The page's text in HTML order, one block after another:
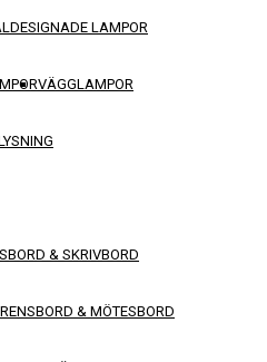
LAMPOR
VÄGGLAMPOR
& SKRIVBORD
& MÖTESBORD